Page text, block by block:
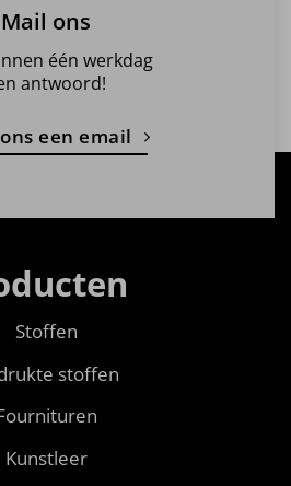
Mail ons
één werkdag
antwoord!
een email
Stoffen
stoffen
Kunstleer